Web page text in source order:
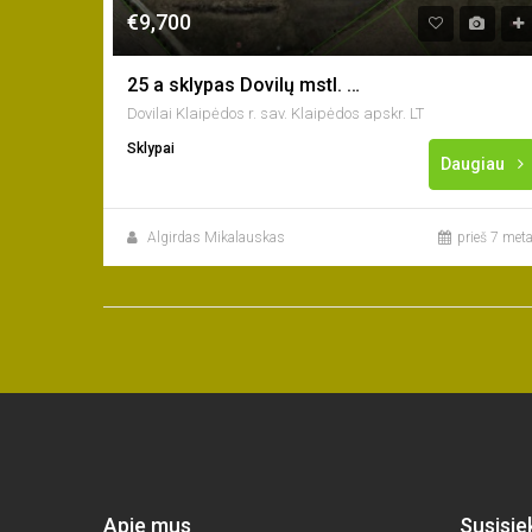
€9,700
25 a sklypas Dovilų mstl. Klaipėdos g. prie kelio į Jakus.
Dovilai Klaipėdos r. sav. Klaipėdos apskr. LT
Sklypai
Daugiau
Algirdas Mikalauskas prieš 7
Apie mus